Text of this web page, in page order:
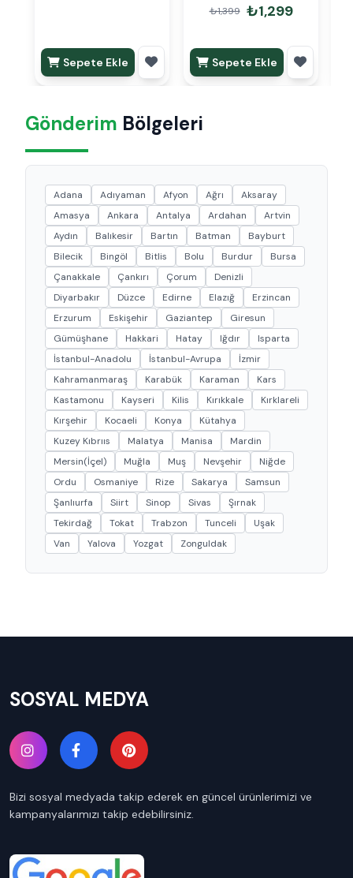
Sepete Ekle
₺1,399 ₺1,299
Sepete Ekle
Gönderim Bölgeleri
Adana Adıyaman Afyon Ağrı
Aksaray
Amasya
Ankara Antalya Ardahan
Artvin
Aydın
Balıkesir Bartın Batman
Bayburt
Bilecik
Bingöl Bitlis Bolu Burdur
Bursa
Çanakkale
Çankırı Çorum
Denizli
Diyarbakır
Düzce Edirne Elazığ
Erzincan
Erzurum
Eskişehir Gaziantep
Giresun
Gümüşhane
Hakkari Hatay Iğdır
Isparta
İstanbul-Anadolu
İstanbul-Avrupa
İzmir
Kahramanmaraş
Karabük Karaman
Kars
Kastamonu
Kayseri Kilis Kırıkkale
Kırklareli
Kırşehir
Kocaeli Konya
Kütahya
Kuzey Kıbrııs
Malatya Manisa
Mardin
Mersin(İçel)
Muğla Muş Nevşehir
Niğde
Ordu
Osmaniye Rize Sakarya
Samsun
Şanlıurfa
Siirt Sinop Sivas
Şırnak
Tekirdağ
Tokat Trabzon Tunceli
Uşak
Van
Yalova Yozgat Zonguldak
SOSYAL MEDYA
Bizi sosyal medyada takip ederek en güncel ürünlerimizi ve
kampanyalarımızı takip edebilirsiniz.